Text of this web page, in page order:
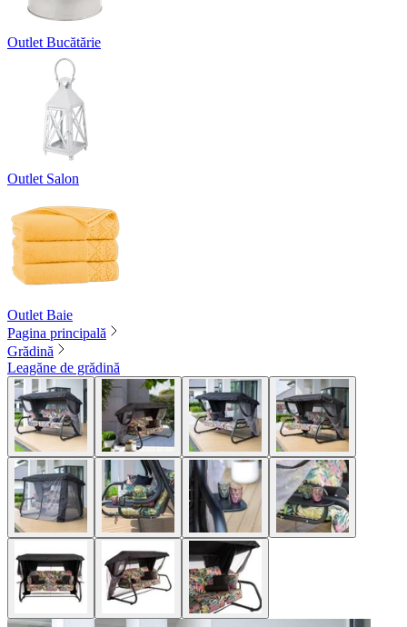
Outlet Bucătărie
Outlet Salon
Outlet Baie
Pagina principală
Grădină
Leagăne de grădină